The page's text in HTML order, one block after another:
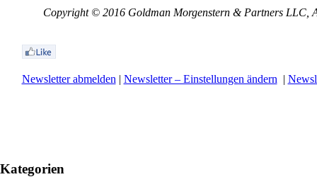
Copyright © 2016 Goldman Morgenstern & Partners LLC,
Newsletter abmelden | Newsletter – Einstellungen ändern |
Kategorien